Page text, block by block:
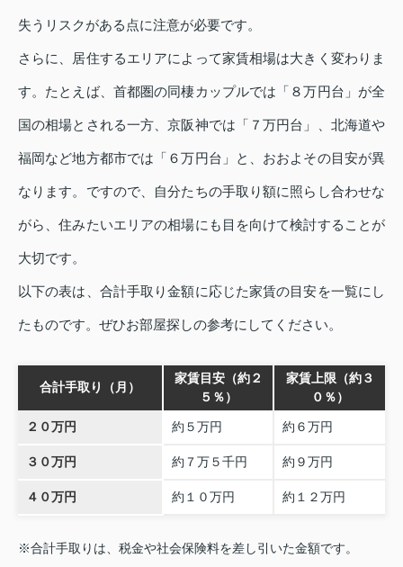
失うリスクがある点に注意が必要です。
さらに、居住するエリアによって家賃相場は大きく変わりま
す。たとえば、首都圏の同棲カップルでは「８万円台」が全
国の相場とされる一方、京阪神では「７万円台」、北海道や
福岡など地方都市では「６万円台」と、おおよその目安が異
なります。ですので、自分たちの手取り額に照らし合わせな
がら、住みたいエリアの相場にも目を向けて検討することが
大切です。
以下の表は、合計手取り金額に応じた家賃の目安を一覧にし
たものです。ぜひお部屋探しの参考にしてください。
合計手取り（月）
家賃目安（約２
５％）
家賃上限（約３
０％）
２０万円 約５万円 約６万円
３０万円 約７万５千円 約９万円
４０万円 約１０万円 約１２万円
※合計手取りは、税金や社会保険料を差し引いた金額です。